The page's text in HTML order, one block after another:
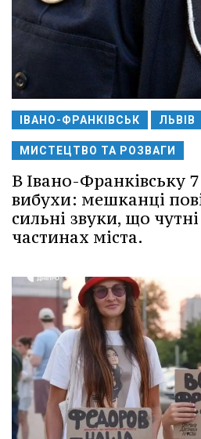
ІВАНО-ФРАНКІВСЬК ЛЬВІВ
МИСТЕЦТВО ТА РОЗВАГИ
В Івано-Франківську
вибухи: мешканці
сильні звуки, що
частинах міста.